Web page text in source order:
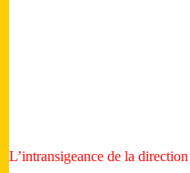
L’intransigeance de la direction